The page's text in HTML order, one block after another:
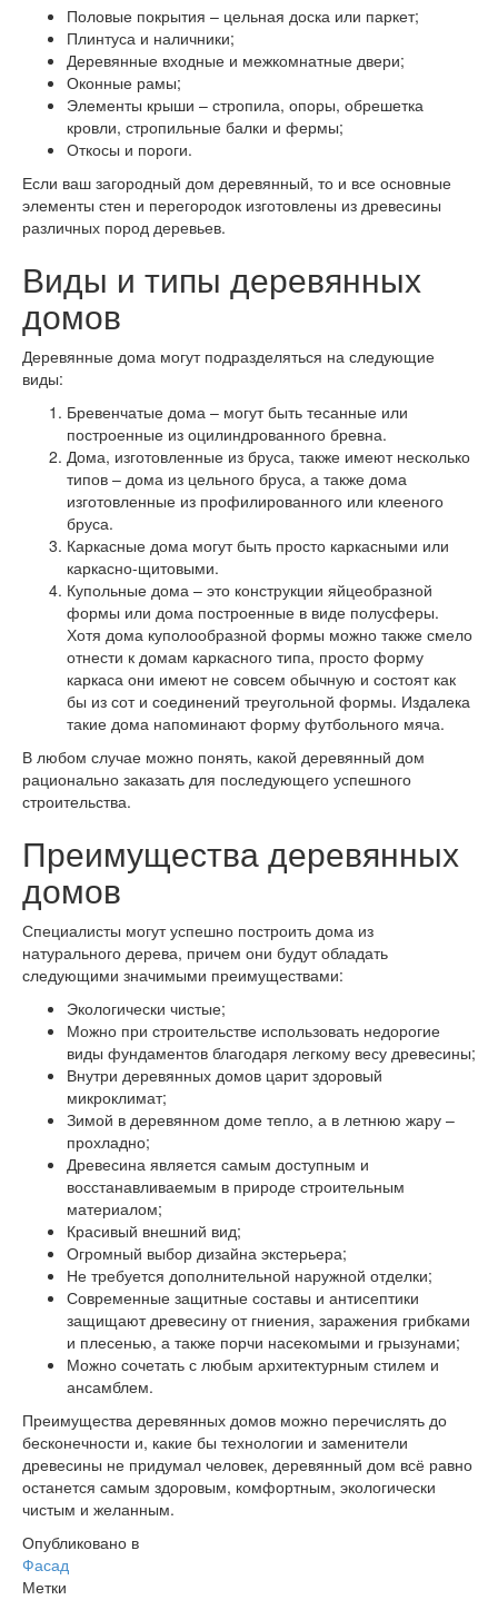
Половые покрытия – цельная доска или паркет;
Плинтуса и наличники;
Деревянные входные и межкомнатные двери;
Оконные рамы;
Элементы крыши – стропила, опоры, обрешетка
кровли, стропильные балки и фермы;
Откосы и пороги.
Если ваш загородный дом деревянный, то и все основные
элементы стен и перегородок изготовлены из древесины
различных пород деревьев.
Виды и типы деревянных
домов
Деревянные дома могут подразделяться на следующие
виды:
Бревенчатые дома – могут быть тесанные или
построенные из оцилиндрованного бревна.
Дома, изготовленные из бруса, также имеют несколько
типов – дома из цельного бруса, а также дома
изготовленные из профилированного или клееного
бруса.
Каркасные дома могут быть просто каркасными или
каркасно-щитовыми.
Купольные дома – это конструкции яйцеобразной
формы или дома построенные в виде полусферы.
Хотя дома куполообразной формы можно также смело
отнести к домам каркасного типа, просто форму
каркаса они имеют не совсем обычную и состоят как
бы из сот и соединений треугольной формы. Издалека
такие дома напоминают форму футбольного мяча.
В любом случае можно понять, какой деревянный дом
рационально заказать для последующего успешного
строительства.
Преимущества деревянных
домов
Специалисты могут успешно построить дома из
натурального дерева, причем они будут обладать
следующими значимыми преимуществами:
Экологически чистые;
Можно при строительстве использовать недорогие
виды фундаментов благодаря легкому весу древесины;
Внутри деревянных домов царит здоровый
микроклимат;
Зимой в деревянном доме тепло, а в летнюю жару –
прохладно;
Древесина является самым доступным и
восстанавливаемым в природе строительным
материалом;
Красивый внешний вид;
Огромный выбор дизайна экстерьера;
Не требуется дополнительной наружной отделки;
Современные защитные составы и антисептики
защищают древесину от гниения, заражения грибками
и плесенью, а также порчи насекомыми и грызунами;
Можно сочетать с любым архитектурным стилем и
ансамблем.
Преимущества деревянных домов можно перечислять до
бесконечности и, какие бы технологии и заменители
древесины не придумал человек, деревянный дом всё равно
останется самым здоровым, комфортным, экологически
чистым и желанным.
Опубликовано в
Фасад
Метки